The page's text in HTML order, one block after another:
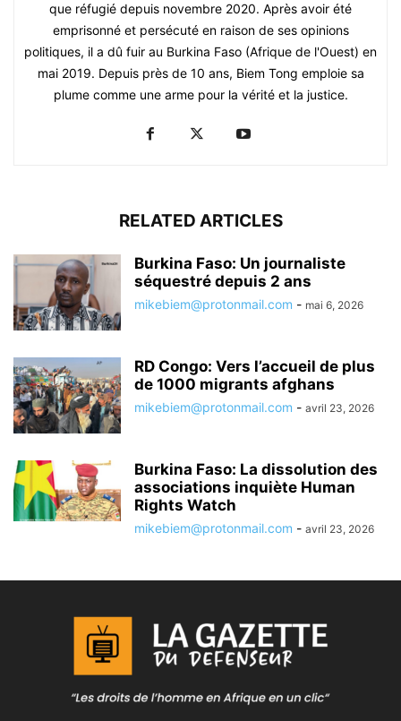
que réfugié depuis novembre 2020. Après avoir été
emprisonné et persécuté en raison de ses opinions
politiques, il a dû fuir au Burkina Faso (Afrique de l'Ouest) en
mai 2019. Depuis près de 10 ans, Biem Tong emploie sa
plume comme une arme pour la vérité et la justice.
RELATED ARTICLES
Burkina Faso: Un journaliste
séquestré depuis 2 ans
mikebiem@protonmail.com - mai 6, 2026
RD Congo: Vers l’accueil de plus
de 1000 migrants afghans
mikebiem@protonmail.com - avril 23, 2026
Burkina Faso: La dissolution des
associations inquiète Human
Rights Watch
mikebiem@protonmail.com - avril 23, 2026